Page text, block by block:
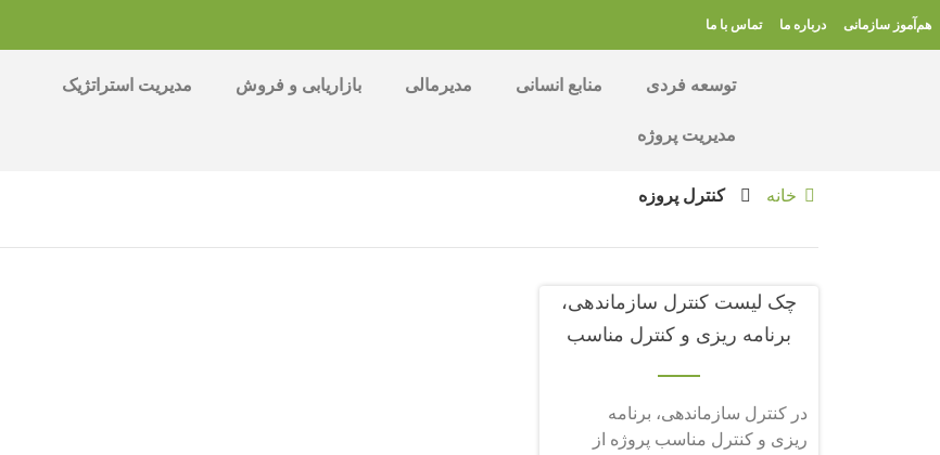
هم‌آموز سازمانی درباره ما تماس با ما
توسعه فردی منابع انسانی مدیرمالی بازاریابی و فروش مدیریت استراتژیک
مدیریت پروژه
خانه کنترل پروزه
چک لیست کنترل سازماندهی،
برنامه ریزی و کنترل مناسب
در کنترل سازماندهی، برنامه
ریزی و کنترل مناسب پروژه از